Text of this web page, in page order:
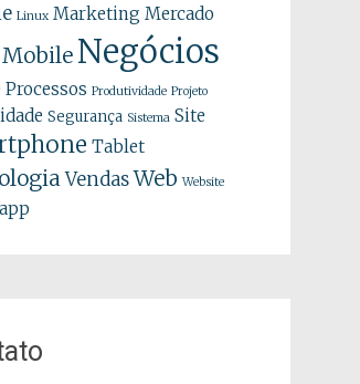
Linux Marketing Mercado
Mobile Negócios
Processos Produtividade Projeto
Segurança Sistema Site
Tablet
VendasWeb Website